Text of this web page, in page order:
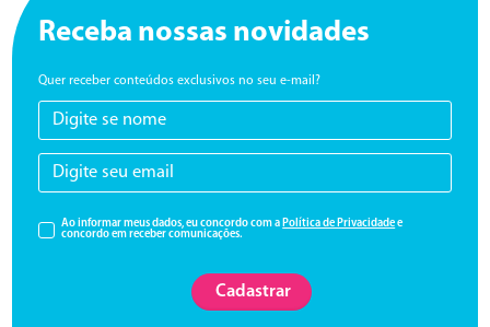
Receba nossas novidades
Quer receber conteúdos exclusivos no seu e-mail?
Ao informar meus dados, eu concordo com a Política de Privacidadee
concordo em receber comunicações.
Cadastrar